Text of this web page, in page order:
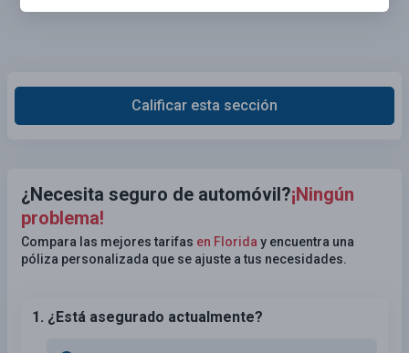
Calificar esta sección
¿Necesita seguro de automóvil?¡Ningún
problema!
Compara las mejores tarifas en Florida y encuentra una
póliza personalizada que se ajuste a tus necesidades.
1. ¿Está asegurado actualmente?